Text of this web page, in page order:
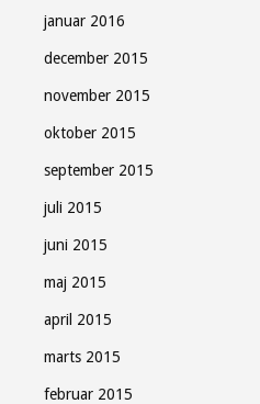
januar 2016
december 2015
november 2015
oktober 2015
september 2015
juli 2015
juni 2015
maj 2015
april 2015
marts 2015
februar 2015